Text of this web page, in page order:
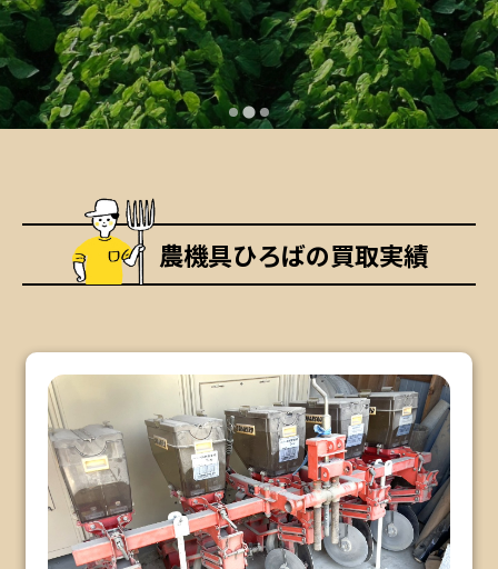
農機具ひろばの買取実績